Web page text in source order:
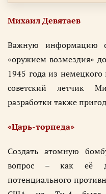
Михаил Девятаев
Важную информацию
«оружием возмездия»
1945 года из немецкого
советский летчик
разработки также
«Царь-торпеда»
Создать атомную
вопрос – как её
потенциального